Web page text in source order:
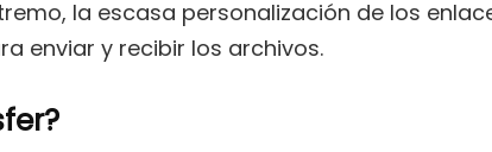
la escasa personalización de los
enviar y recibir los archivos.